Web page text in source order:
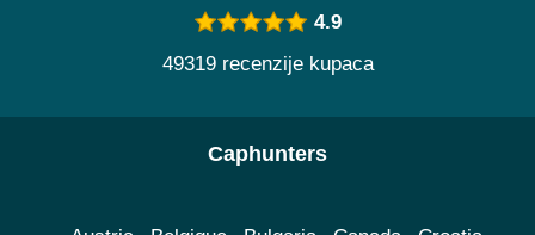
4.9
49319 recenzije kupaca
Caphunters